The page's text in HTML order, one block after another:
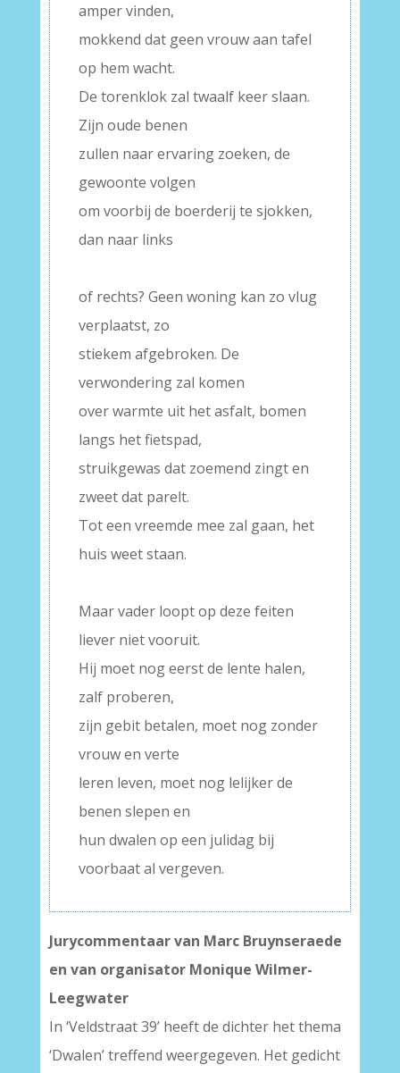
amper vinden,
mokkend dat geen vrouw aan tafel
op hem wacht.
De torenklok zal twaalf keer slaan.
Zijn oude benen
zullen naar ervaring zoeken, de
gewoonte volgen
om voorbij de boerderij te sjokken,
dan naar links
of rechts? Geen woning kan zo vlug
verplaatst, zo
stiekem afgebroken. De
verwondering zal komen
over warmte uit het asfalt, bomen
langs het fietspad,
struikgewas dat zoemend zingt en
zweet dat parelt.
Tot een vreemde mee zal gaan, het
huis weet staan.
Maar vader loopt op deze feiten
liever niet vooruit.
Hij moet nog eerst de lente halen,
zalf proberen,
zijn gebit betalen, moet nog zonder
vrouw en verte
leren leven, moet nog lelijker de
benen slepen en
hun dwalen op een julidag bij
voorbaat al vergeven.
Jurycommentaar van Marc Bruynseraede
en van organisator Monique Wilmer-
Leegwater
In ‘Veldstraat 39’ heeft de dichter het thema
‘Dwalen’ treffend weergegeven. Het gedicht